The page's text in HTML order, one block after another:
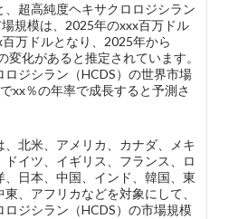
、超高純度ヘキサクロロジシラン
場規模は、2025年のxxx百万ドル
万ドルとなり、2025年から
変化があると推定されています。
ロジシラン（HCDS）の世界市場
xx％の年率で成長すると予測さ
、北米、アメリカ、カナダ、メキ
ドイツ、イギリス、フランス、ロ
、日本、中国、インド、韓国、東
、アフリカなどを対象にして、
ロジシラン（HCDS）の市場規模